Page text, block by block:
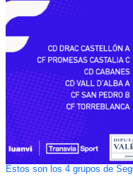
Estos son los 4 grupos de